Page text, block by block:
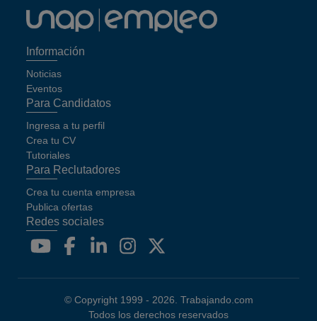
Información
Noticias
Eventos
Para Candidatos
Ingresa a tu perfil
Crea tu CV
Tutoriales
Para Reclutadores
Crea tu cuenta empresa
Publica ofertas
Redes sociales
© Copyright 1999 - 2026 Trabajando.com
Todos los derechos reservados